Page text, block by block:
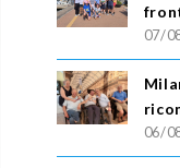
07/
06/